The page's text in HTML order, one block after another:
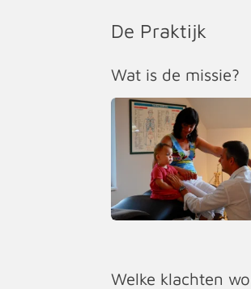
De Praktijk
Wat is de missie?
Welke klachten